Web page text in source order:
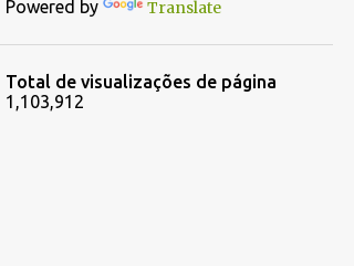
Powered by Translate
Total de visualizações de página
1,103,912